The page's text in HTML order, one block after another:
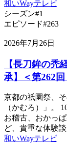
和いWayテレビ
シーズン#1
エピソード#263
2026年7月26日
【長刀鉾の禿
承】＜第262回
京都の祇園祭、
（かむろ）」。
お稽古、おかっ
ど、貴重な体験
和いWayテレビ